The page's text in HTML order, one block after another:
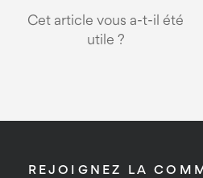
Cet article vous a-t-il été
utile ?
REJOIGNEZ LA